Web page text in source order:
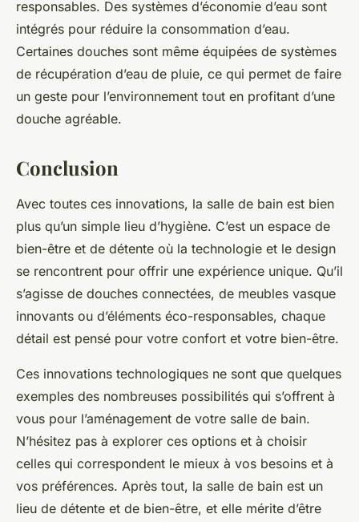
responsables. Des systèmes d’économie d’eau sont
intégrés pour réduire la consommation d’eau.
Certaines douches sont même équipées de systèmes
de récupération d’eau de pluie, ce qui permet de faire
un geste pour l’environnement tout en profitant d’une
douche agréable.
Conclusion
Avec toutes ces innovations, la salle de bain est bien
plus qu’un simple lieu d’hygiène. C’est un espace de
bien-être et de détente où la technologie et le design
se rencontrent pour offrir une expérience unique. Qu’il
s’agisse de douches connectées, de meubles vasque
innovants ou d’éléments éco-responsables, chaque
détail est pensé pour votre confort et votre bien-être.
Ces innovations technologiques ne sont que quelques
exemples des nombreuses possibilités qui s’offrent à
vous pour l’aménagement de votre salle de bain.
N’hésitez pas à explorer ces options et à choisir
celles qui correspondent le mieux à vos besoins et à
vos préférences. Après tout, la salle de bain est un
lieu de détente et de bien-être, et elle mérite d’être